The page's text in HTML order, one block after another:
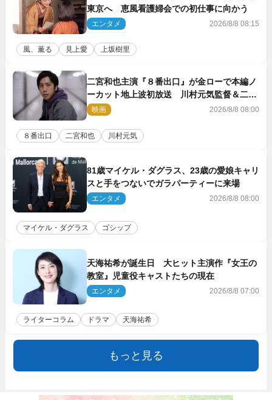
東京へ 恵風看護婦会での初仕事に向かう
エンタメ 2026/8/8 08:15
風、薫る 見上愛 上坂樹里
二宮和也主演『８番出口』が金ローで本編ノ
ーカット地上波初放送 川村元気監督＆二宮
コメント到着
映画 2026/8/8 08:00
８番出口 二宮和也 川村元気
81歳マイケル・ダグラス、23歳の愛娘キャリ
スと手をつないでガラパーティーに来場
エンタメ 2026/8/8 08:00
マイケル・ダグラス ゴシップ
天海祐希が誕生日 大ヒット主演作『女王の
教室』児童役キャストたちの現在
エンタメ 2026/8/8 07:00
ライターコラム ドラマ 天海祐希
もっと見る